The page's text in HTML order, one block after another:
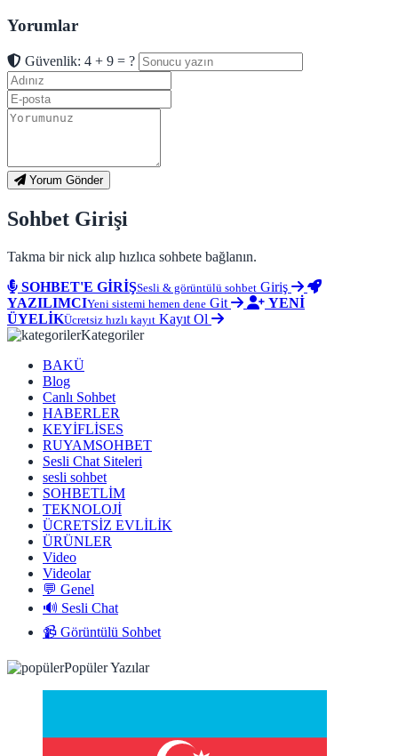
Yorumlar
Güvenlik: 4 + 9 = ?
Yorum Gönder
Sohbet Girişi
Takma bir nick alıp hızlıca sohbete bağlanın.
SOHBET'E GİRİŞSesli & görüntülü sohbet Giriş
YAZILIMCIYeni sistemi hemen dene Git
YENİ
ÜYELİKÜcretsiz hızlı kayıt Kayıt Ol
Kategoriler
BAKÜ
Blog
Canlı Sohbet
HABERLER
KEYİFLİSES
RUYAMSOHBET
Sesli Chat Siteleri
sesli sohbet
SOHBETLİM
TEKNOLOJİ
ÜCRETSİZ EVLİLİK
ÜRÜNLER
Video
Videolar
💬 Genel
🔊 Sesli Chat
📹 Görüntülü Sohbet
Popüler Yazılar